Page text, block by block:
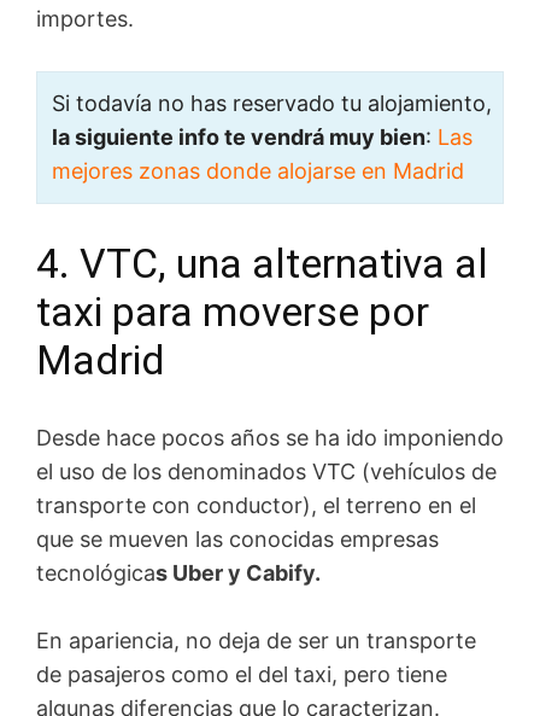
importes.
Si todavía no has reservado tu alojamiento,
la siguiente info te vendrá muy bien: Las
mejores zonas donde alojarse en Madrid
4. VTC, una alternativa al
taxi para moverse por
Madrid
Desde hace pocos años se ha ido imponiendo
el uso de los denominados VTC (vehículos de
transporte con conductor), el terreno en el
que se mueven las conocidas empresas
tecnológicas Uber y Cabify.
En apariencia, no deja de ser un transporte
de pasajeros como el del taxi, pero tiene
algunas diferencias que lo caracterizan.